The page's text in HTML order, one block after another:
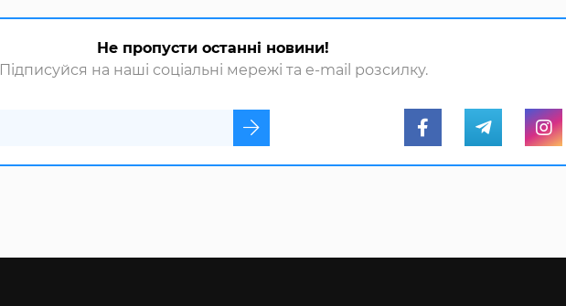
Не пропусти останні новини!
Підписуйся на наші соціальні мережі та e-mail розсилку.